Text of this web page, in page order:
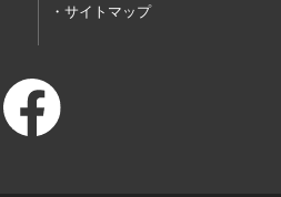
サイトマップ